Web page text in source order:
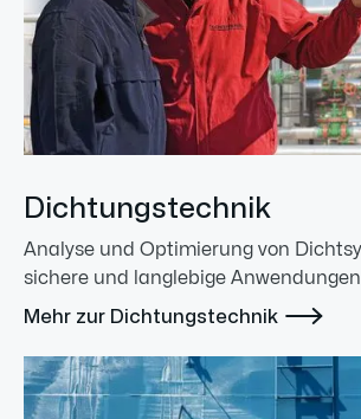
Dichtungstechnik
Analyse und Optimierung von
sichere und langlebige
Mehr zur Dichtungstechnik 